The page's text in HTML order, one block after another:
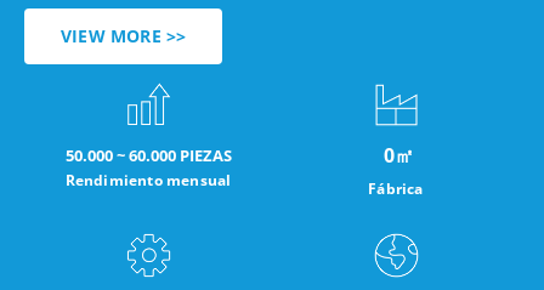
VIEW MORE >>
50.000 ~ 60.000 PIEZAS
Rendimiento mensual Fábrica
0㎡